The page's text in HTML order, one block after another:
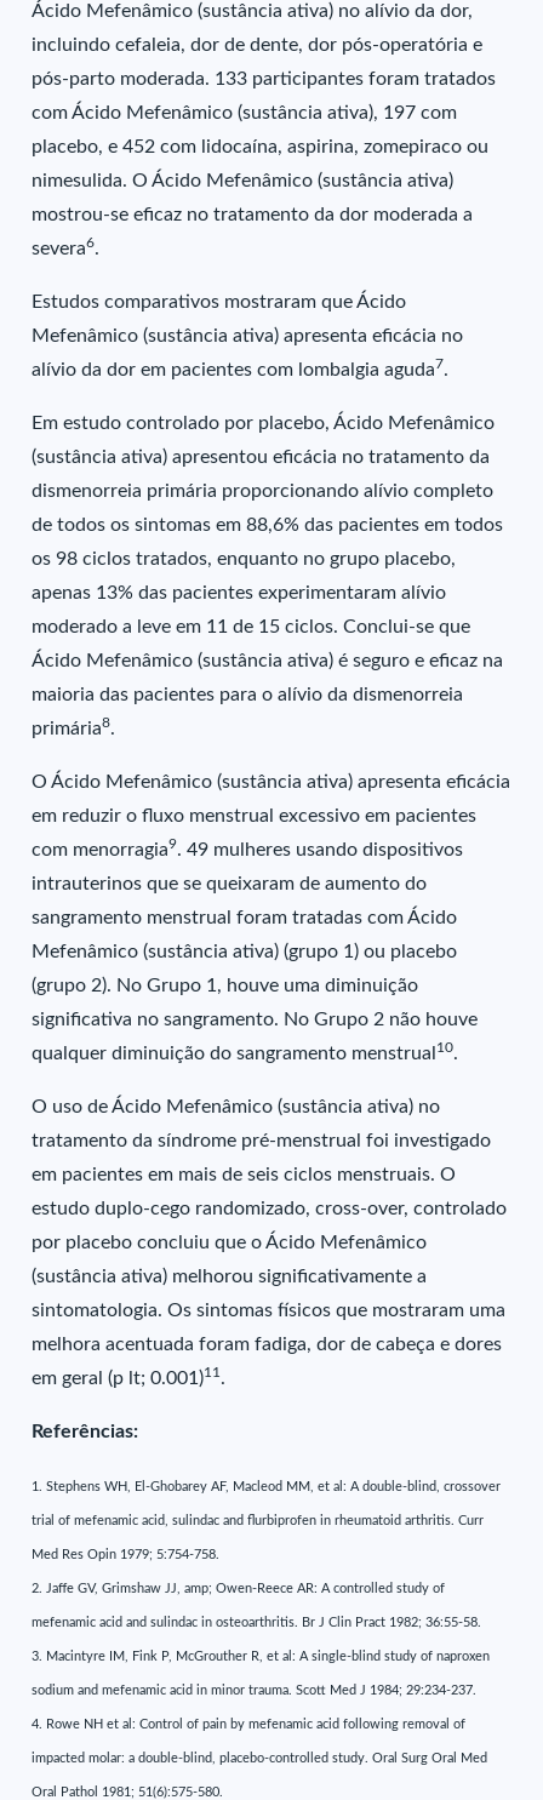
Ácido Mefenâmico (sustância ativa) no alívio da dor,
incluindo cefaleia, dor de dente, dor pós-operatória e
pós-parto moderada. 133 participantes foram tratados
com Ácido Mefenâmico (sustância ativa), 197 com
placebo, e 452 com lidocaína, aspirina, zomepiraco ou
nimesulida. O Ácido Mefenâmico (sustância ativa)
mostrou-se eficaz no tratamento da dor moderada a
severa6.
Estudos comparativos mostraram que Ácido
Mefenâmico (sustância ativa) apresenta eficácia no
alívio da dor em pacientes com lombalgia aguda7.
Em estudo controlado por placebo, Ácido Mefenâmico
(sustância ativa) apresentou eficácia no tratamento da
dismenorreia primária proporcionando alívio completo
de todos os sintomas em 88,6% das pacientes em todos
os 98 ciclos tratados, enquanto no grupo placebo,
apenas 13% das pacientes experimentaram alívio
moderado a leve em 11 de 15 ciclos. Conclui-se que
Ácido Mefenâmico (sustância ativa) é seguro e eficaz na
maioria das pacientes para o alívio da dismenorreia
primária8.
O Ácido Mefenâmico (sustância ativa) apresenta eficácia
em reduzir o fluxo menstrual excessivo em pacientes
com menorragia9. 49 mulheres usando dispositivos
intrauterinos que se queixaram de aumento do
sangramento menstrual foram tratadas com Ácido
Mefenâmico (sustância ativa) (grupo 1) ou placebo
(grupo 2). No Grupo 1, houve uma diminuição
significativa no sangramento. No Grupo 2 não houve
qualquer diminuição do sangramento menstrual 10.
O uso de Ácido Mefenâmico (sustância ativa) no
tratamento da síndrome pré-menstrual foi investigado
em pacientes em mais de seis ciclos menstruais. O
estudo duplo-cego randomizado, cross-over, controlado
por placebo concluiu que o Ácido Mefenâmico
(sustância ativa) melhorou significativamente a
sintomatologia. Os sintomas físicos que mostraram uma
melhora acentuada foram fadiga, dor de cabeça e dores
em geral (p lt; 0.001)11 .
Referências:
1. Stephens WH, El-Ghobarey AF, Macleod MM, et al: A double-blind, crossover
trial of mefenamic acid, sulindac and flurbiprofen in rheumatoid arthritis. Curr
Med Res Opin 1979; 5:754-758.
2. Jaffe GV, Grimshaw JJ, amp; Owen-Reece AR: A controlled study of
mefenamic acid and sulindac in osteoarthritis. Br J Clin Pract 1982; 36:55-58.
3. Macintyre IM, Fink P, McGrouther R, et al: A single-blind study of naproxen
sodium and mefenamic acid in minor trauma. Scott Med J 1984; 29:234-237.
4. Rowe NH et al: Control of pain by mefenamic acid following removal of
impacted molar: a double-blind, placebo-controlled study. Oral Surg Oral Med
Oral Pathol 1981; 51(6):575-580.